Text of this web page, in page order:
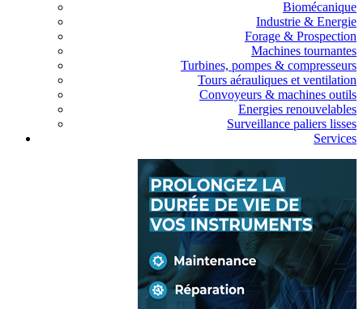
Biomécanique
Industrie & Energie
Forage & Prospection
Machines tournantes
Turbines, pompes & compresseurs
Tours aérauliques et ventilation
Convoyeurs & machines outils
Energies renouvelables
Surveillance paliers lisses
Services